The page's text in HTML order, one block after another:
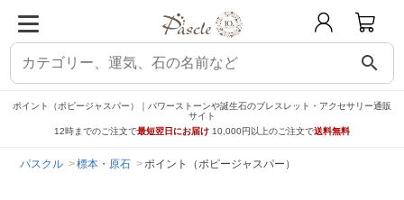
search
ポイント（ポピージャスパー）｜パワーストーンや誕生石のブレスレット・アクセサリー通販
サイト
12時までのご注文で最短翌日にお届け 10,000円以上のご注文で送料無料
パスクル 標本・原石 ポイント（ポピージャスパー）